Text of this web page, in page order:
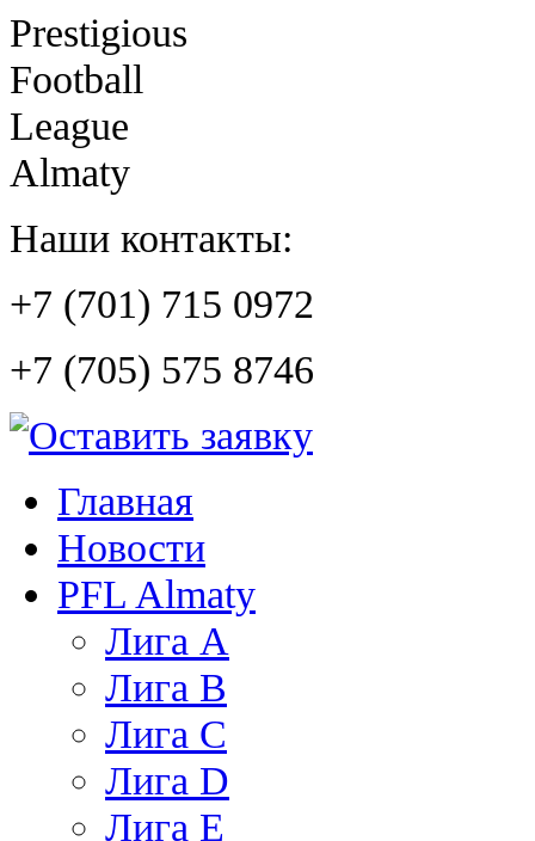
Prestigious
Football
League
Almaty
Наши контакты:
+7 (701) 715 0972
+7 (705) 575 8746
Главная
Новости
PFL Almaty
Лига A
Лига В
Лига С
Лига D
Лига Е